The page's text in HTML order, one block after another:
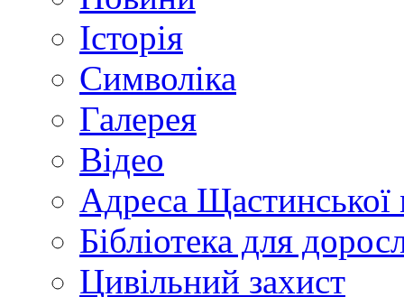
Історія
Символіка
Галерея
Відео
Адреса Щастинської
Бібліотека для
Цивільний захист